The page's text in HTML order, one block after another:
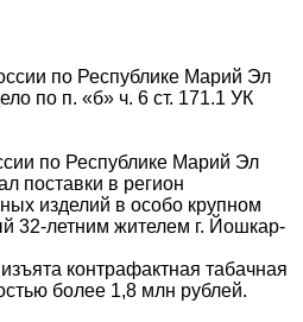
по Республике Марий Эл
по п. «б» ч. 6 ст. 171.1 УК
по Республике Марий Эл
поставки в регион
изделий в особо крупном
32-летним жителем г. Йошкар-
контрафактная табачная
более 1,8 млн рублей.